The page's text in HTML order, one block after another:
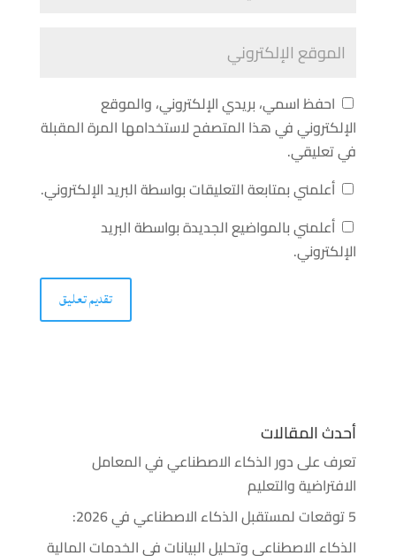
احفظ اسمي، بريدي الإلكتروني، والموقع
الإلكتروني في هذا المتصفح لاستخدامها المرة المقبلة
في تعليقي.
أعلمني بمتابعة التعليقات بواسطة البريد الإلكتروني.
أعلمني بالمواضيع الجديدة بواسطة البريد
الإلكتروني.
أحدث المقالات
تعرف على دور الذكاء الاصطناعي في المعامل
الافتراضية والتعليم
5 توقعات لمستقبل الذكاء الاصطناعي في 2026:
الذكاء الاصطناعي وتحليل البيانات في الخدمات المالية